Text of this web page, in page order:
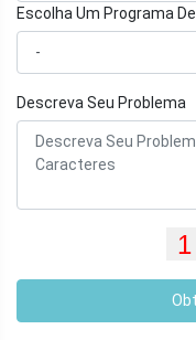
Escolha Um Programa
Descreva Seu Problema